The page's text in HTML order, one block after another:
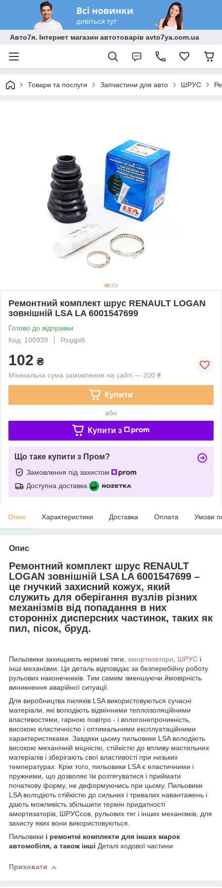
Авто7я. Інтернет магазин автотоварів avto7ya.com.ua
Товари та послуги Запчастини для авто ШРУС
Ремонтний комплект шрус RENAULT LOGAN
зовнішній LSA LA 6001547699
Готово до відправки
Код: 100939
Роздріб
102 ₴
Мінімальна сума замовлення на сайті — 200 ₴
Купити
або
Купити з
Що таке купити з Пром?
Замовлення під захистом
Доступна доставка
Опис Характеристики Доставка Оплата Умови
Опис
Ремонтний комплект шрус RENAULT
LOGAN зовнішній LSA LA 6001547699 –
це гнучкий захисний кожух, який
служить для оберігання вузлів різних
механізмів від попадання в них
сторонніх дисперсних частинок, таких як
пил, пісок, бруд.
Пильовики захищають кермові тяги, амортизатори, ШРУС і
інші механізми. Ця деталь відповідає за безперебійну роботу
рульових наконечників. Тим самим зменшуючи ймовірність
виникнення аварійної ситуації.
Для виробництва пиляків LSA використовуються сучасні
матеріали, які володіють відмінними теплоізоляційними
властивостями, гарною повітро - і вологонепроникність,
високою еластичністю і оптимальними експлуатаційними
характеристиками. Завдяки цьому пильовики LSA володіють
високою механічній міцністю, стійкістю до впливу мастильних
матеріалів і зберігають свої властивості при низьких
температурах. Крім того, пильовики LSA є еластичними і
пружними, що дозволяє їм розтягуватися і приймати
початкову форму, не деформуючись при цьому. Пильовики
LSA володіють стійкістю до сильних і тривалих навантажень і
дають можливість збільшити термін придатності
амортизаторів, ШРУСсов, рульових тяг і інших механізмів, для
захисту яких вони використовуються.
Пильовики і ремонтні комплекти для інших марок
автомобіля, а також інші Деталі ходової частини
Приховати